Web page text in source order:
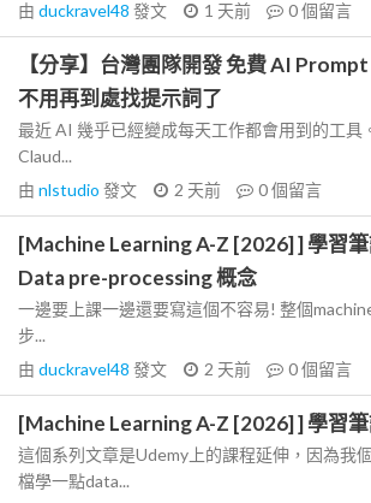
由 duckravel48 發文 1 天前 0個留言
【分享】台灣團隊開發 免費 AI
不用再到處找提示詞了
最近 AI 幾乎已經變成每天工作都會用到的工具
Claud...
由 nlstudio 發文 2 天前 0個留言
[Machine Learning A-Z [2026] ] 學習
Data pre-processing 概念
一邊要上課一邊還要寫這個不容易! 整個
步...
由 duckravel48 發文 2 天前 0個留言
[Machine Learning A-Z [2026] ] 學習
這個系列文章是Udemy上的課程延伸，因為我
檔學一點data...